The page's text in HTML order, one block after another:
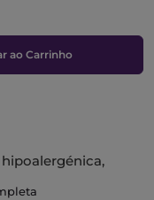
ao Carrinho
ar e ao vapor de